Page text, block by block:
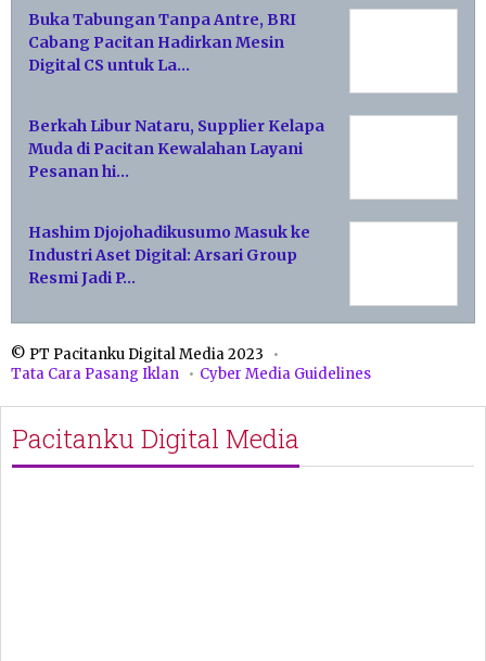
Buka Tabungan Tanpa Antre, BRI
Cabang Pacitan Hadirkan Mesin
Digital CS untuk La…
Berkah Libur Nataru, Supplier Kelapa
Muda di Pacitan Kewalahan Layani
Pesanan hi…
Hashim Djojohadikusumo Masuk ke
Industri Aset Digital: Arsari Group
Resmi Jadi P…
© PT Pacitanku Digital Media 2023
Tata Cara Pasang Iklan
Cyber Media Guidelines
Pacitanku Digital Media